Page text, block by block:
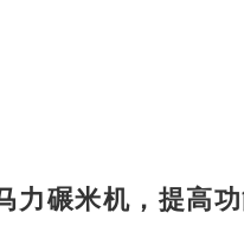
碾米机，提高功